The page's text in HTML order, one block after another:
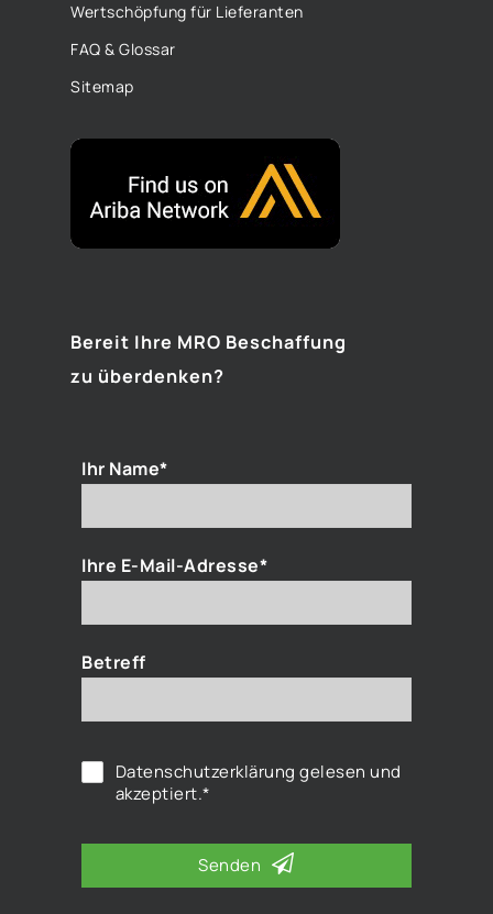
Wertschöpfung für Lieferanten
FAQ & Glossar
Sitemap
Bereit Ihre MRO Beschaffung
zu überdenken?
Ihr Name*
Ihre E-Mail-Adresse*
Betreff
Datenschutzerklärung gelesen und
akzeptiert.*
Senden